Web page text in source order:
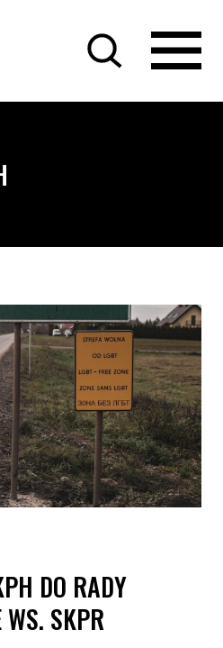
DO RADY
WS. SKPR